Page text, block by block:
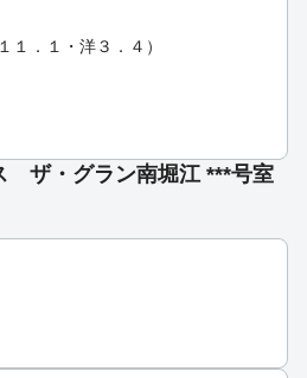
１．１・洋３．４）
ザ・グラン南堀江 ***号室